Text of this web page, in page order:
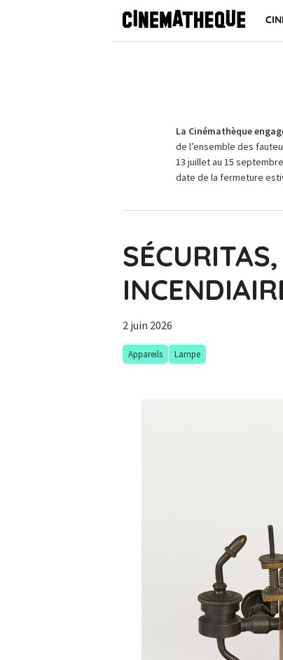
La Cinémathèque
de l’ensemble des
13 juillet au 15
date de la fermeture
2 juin 2026
Appareils Lampe